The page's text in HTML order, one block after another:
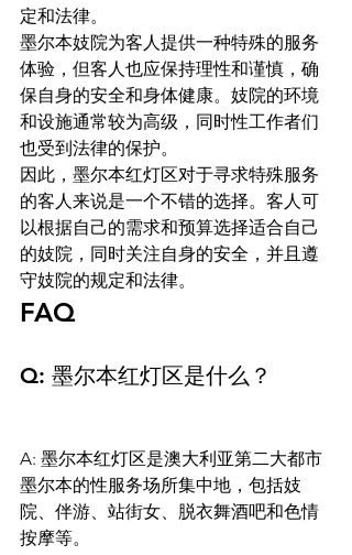
定和法律。
墨尔本妓院为客人提供一种特殊的服务
体验，但客人也应保持理性和谨慎，确
保自身的安全和身体健康。妓院的环境
和设施通常较为高级，同时性工作者们
也受到法律的保护。
因此，墨尔本红灯区对于寻求特殊服务
的客人来说是一个不错的选择。客人可
以根据自己的需求和预算选择适合自己
的妓院，同时关注自身的安全，并且遵
守妓院的规定和法律。
FAQ
Q: 墨尔本红灯区是什么？
A: 墨尔本红灯区是澳大利亚第二大都市
墨尔本的性服务场所集中地，包括妓
院、伴游、站街女、脱衣舞酒吧和色情
按摩等。